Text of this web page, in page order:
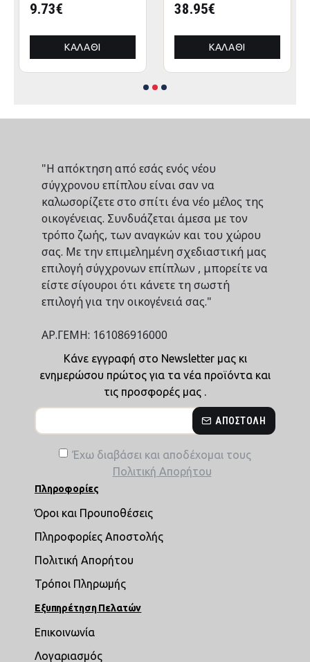
9.73€
ΚΑΛΆΘΙ
38.95€
ΚΑΛΆΘΙ
"Η απόκτηση από εσάς ενός νέου
σύγχρονου επίπλου είναι σαν να
καλωσορίζετε στο σπίτι ένα νέο μέλος της
οικογένειας. Συνδυάζεται άμεσα με τον
τρόπο ζωής, των αναγκών και του χώρου
σας. Με την επιμελημένη σχεδιαστική μας
επιλογή σύγχρονων επίπλων , μπορείτε να
είστε σίγουροι ότι κάνετε τη σωστή
επιλογή για την οικογένειά σας."
ΑΡ.ΓΕΜΗ: 161086916000
Κάνε εγγραφή στο Newsletter μας κι
ενημερώσου πρώτος για τα νέα προϊόντα και
τις προσφορές μας .
ΑΠΟΣΤΟΛΉ
Έχω διαβάσει και αποδέχομαι τους
Πολιτική Απορήτου
Πληροφορίες
Όροι και Προυποθέσεις
Πληροφορίες Αποστολής
Πολιτική Απορήτου
Τρόποι Πληρωμής
Εξυπηρέτηση Πελατών
Επικοινωνία
Λογαριασμός